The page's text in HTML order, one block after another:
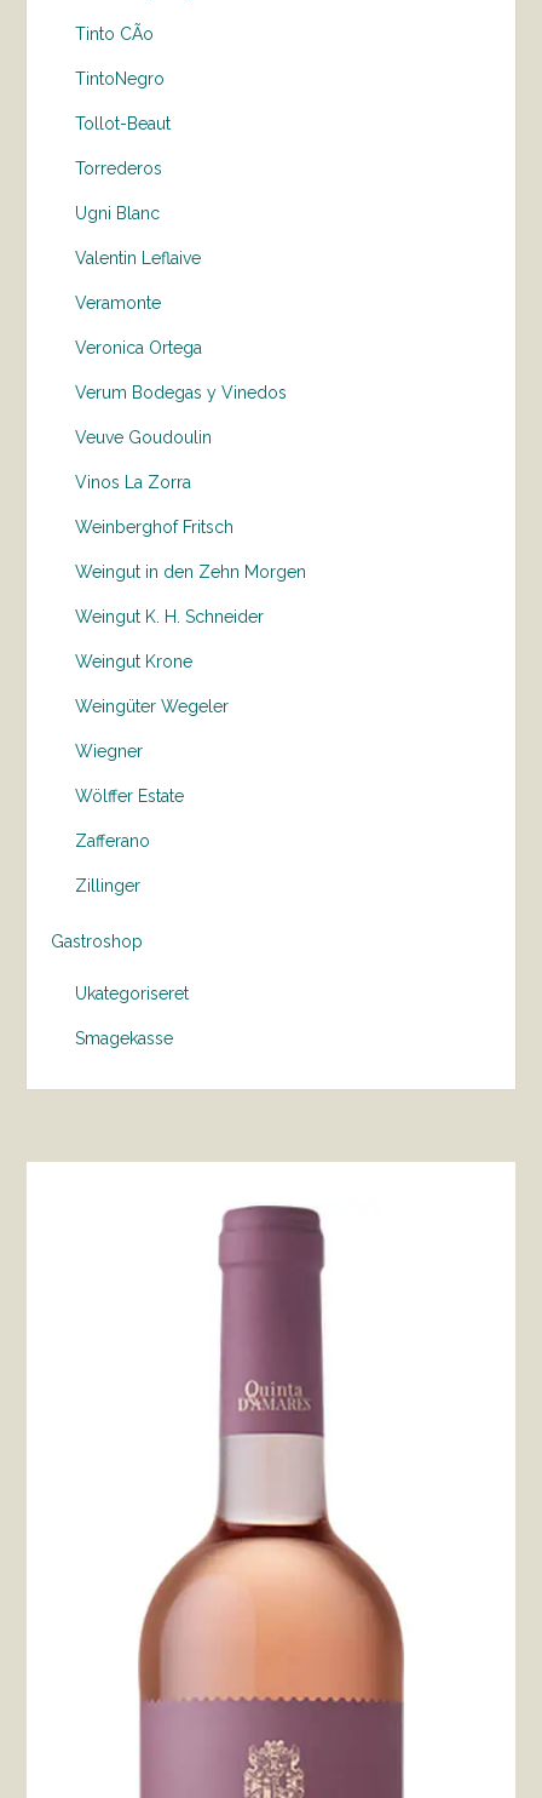
Tinto CÃo
TintoNegro
Tollot-Beaut
Torrederos
Ugni Blanc
Valentin Leflaive
Veramonte
Veronica Ortega
Verum Bodegas y Vinedos
Veuve Goudoulin
Vinos La Zorra
Weinberghof Fritsch
Weingut in den Zehn Morgen
Weingut K. H. Schneider
Weingut Krone
Weingüter Wegeler
Wiegner
Wölffer Estate
Zafferano
Zillinger
Gastroshop
Ukategoriseret
Smagekasse